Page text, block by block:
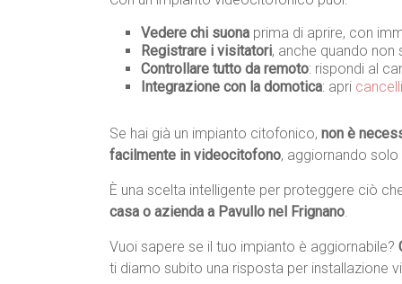
Vedere chi suona prima di aprire, con
Registrare i visitatori, anche quando non
Controllare tutto da remoto: rispondi al
Integrazione con la domotica: apri cancelli
Se hai già un impianto citofonico, non è
facilmente in videocitofono, aggiornando
È una scelta intelligente per proteggere ciò
casa o azienda a Pavullo nel Frignano.
Vuoi sapere se il tuo impianto è aggiornabile?
ti diamo subito una risposta per installazione